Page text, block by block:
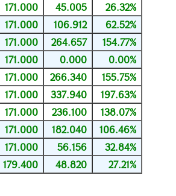
171.000 45.005 26.32%
171.000 106.912 62.52%
171.000 264.657 154.77%
171.000 0.000 0.00%
171.000 266.340 155.75%
171.000 337.940 197.63%
171.000 236.100 138.07%
171.000 182.040 106.46%
171.000 56.156 32.84%
179.400 48.820 27.21%